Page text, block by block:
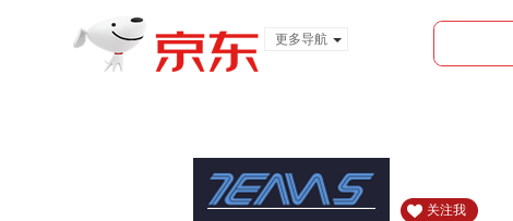
更多导航
关注我